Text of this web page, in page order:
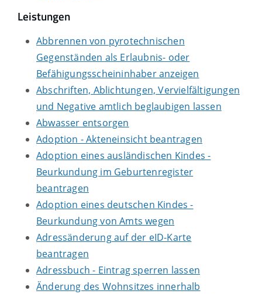
Leistungen
Abbrennen von pyrotechnischen
Gegenständen als Erlaubnis- oder
Befähigungsscheininhaber anzeigen
Abschriften, Ablichtungen, Vervielfältigungen
und Negative amtlich beglaubigen lassen
Abwasser entsorgen
Adoption - Akteneinsicht beantragen
Adoption eines ausländischen Kindes -
Beurkundung im Geburtenregister
beantragen
Adoption eines deutschen Kindes -
Beurkundung von Amts wegen
Adressänderung auf der eID-Karte
beantragen
Adressbuch - Eintrag sperren lassen
Änderung des Wohnsitzes innerhalb